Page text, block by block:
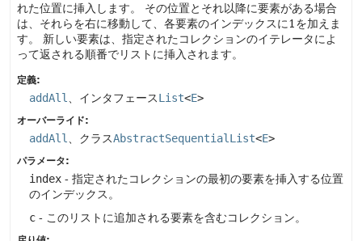
れた位置に挿入します。
その位置とそれ以降に要素がある場合
は、それらを右に移動して、各要素のインデックスに1を加えま
す。
新しい要素は、指定されたコレクションのイテレータによ
って返される順番でリストに挿入されます。
定義:
addAll 、インタフェースList<E>
オーバーライド:
addAll 、クラスAbstractSequentialList<E>
パラメータ:
index - 指定されたコレクションの最初の要素を挿入する位置
のインデックス。
c - このリストに追加される要素を含むコレクション。